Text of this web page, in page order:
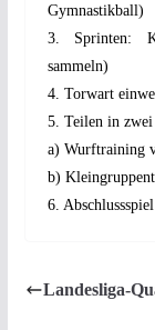
Gymnastikball)
3. Sprinten:
sammeln)
4. Torwart
5. Teilen in
a) Wurftraining
b)
6.
Landesliga-